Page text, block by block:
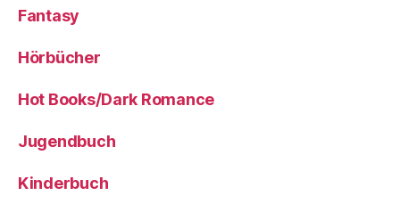
Fantasy
Hörbücher
Hot Books/Dark Romance
Jugendbuch
Kinderbuch